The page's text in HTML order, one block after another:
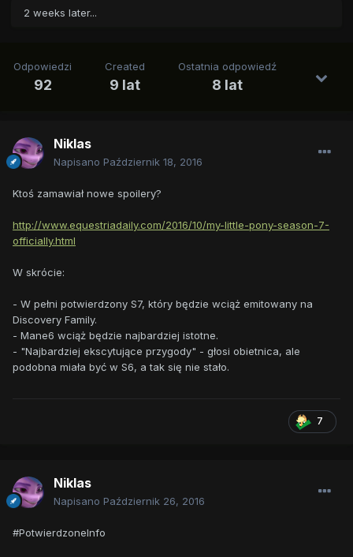
2 weeks later...
Odpowiedzi
92
Created
9 lat
Ostatnia odpowiedź
8 lat
Niklas
Napisano Październik 18, 2016
Ktoś zamawiał nowe spoilery?
http://www.equestriadaily.com/2016/10/my-little-pony-season-7-
officially.html
W skrócie:
- W pełni potwierdzony S7, który będzie wciąż emitowany na
Discovery Family.
- Mane6 wciąż będzie najbardziej istotne.
- "Najbardziej ekscytujące przygody" - głosi obietnica, ale
podobna miała być w S6, a tak się nie stało.
7
Niklas
Napisano Październik 26, 2016
#PotwierdzoneInfo